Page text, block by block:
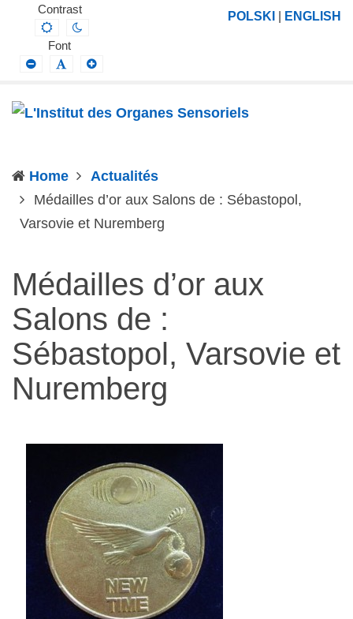
L'Institut
Organes
Projektowanie,
prowadzenie
prac
zakresu
profilaktyki,
leczenia
rehabilitacji
schorzeń
narządów
zmysłów
Contrast
DefaultNight
Font
SmallerDefaultLarger
POLSKI | ENGLISH
Home
Actualités
Médailles d’or aux Salons de : Sébastopol,
Varsovie et Nuremberg
Médailles d’or aux
Salons de :
Sébastopol, Varsovie et
Nuremberg